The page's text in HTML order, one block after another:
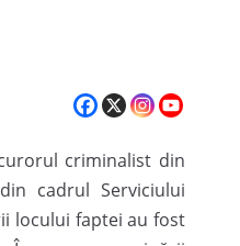
criminalist din
cadrul Serviciului
locului faptei au fost